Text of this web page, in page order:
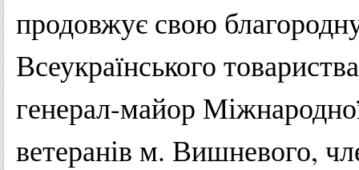
продовжує свою
Всеукраїнського товариства
генерал-майор
ветеранів м. Вишневого,